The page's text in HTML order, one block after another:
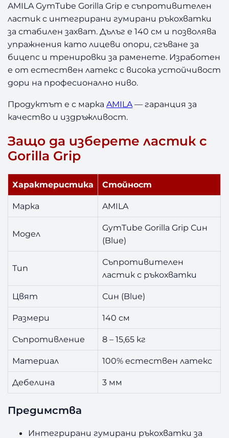
ч
е
н
Л
а
и
к
A
m
l
a
u
AMILA GymTube Gorilla Grip е съпротивителен
ластик с интегрирани гумирани ръкохватки
за стабилен захват. Дълъг е 140 см и позволява
упражнения като лицеви опори, сгъване за
бицепс и тренировки за раменете. Изработен
е от естествен латекс с висока устойчивост
дори на професионално ниво.
Продуктът е с маркаAMILA — гаранция за
качество и издръжливост.
Защо да изберете ластик с
Gorilla Grip
Характеристика Стойност
Марка AMILA
Модел
GymTube Gorilla Grip Син
(Blue)
Тип
Съпротивителен
ластик с ръкохватки
Цвят Син (Blue)
Размери 140 см
Съпротивление 8 – 15,65 кг
Материал 100% естествен латекс
Дебелина 3 мм
Предимства
Интегрирани гумирани ръкохватки за